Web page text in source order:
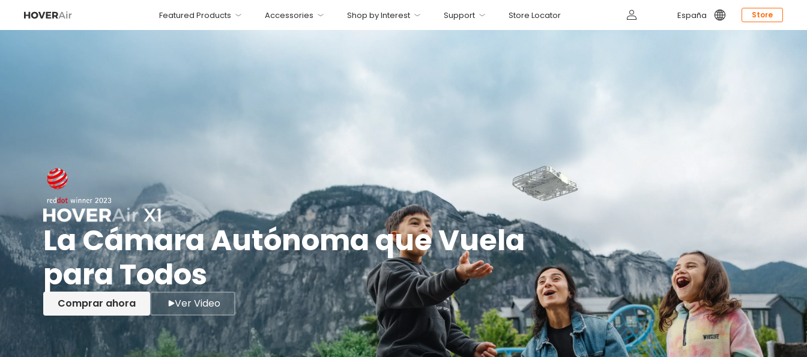
Featured Products Accessories Shop by Interest Support Store Locator
sesión
España Store
La Cámara Autónoma que Vuela
para Todos
Comprar ahora Ver Video